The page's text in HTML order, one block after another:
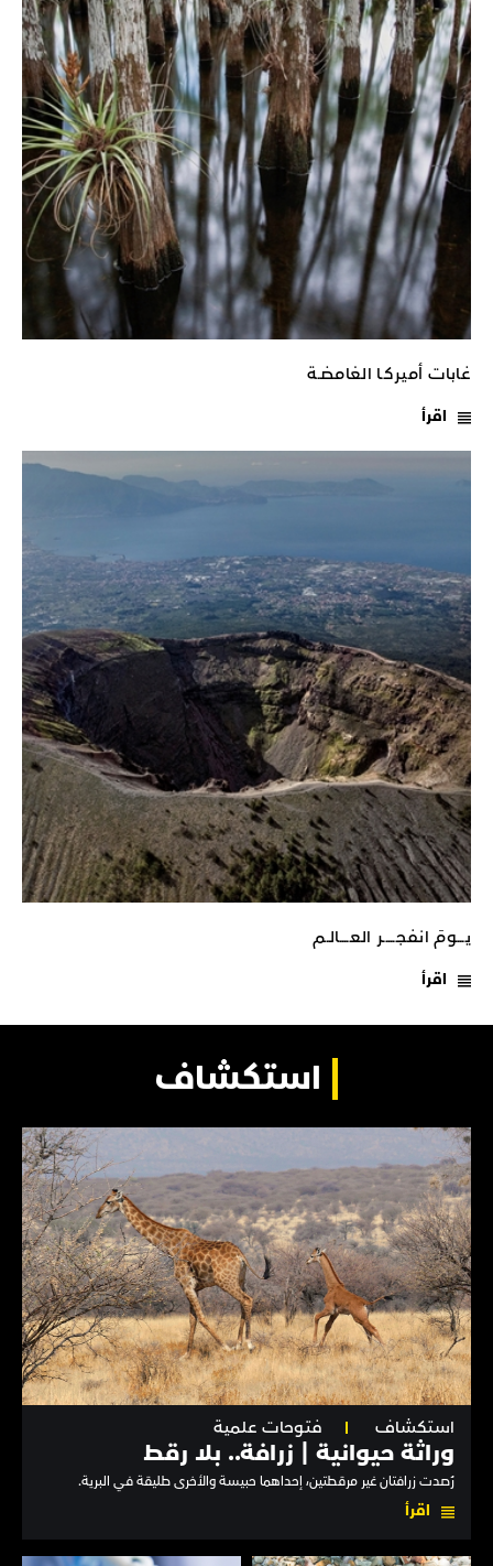
غابات أميركـا الغامضـة
اقرأ
يـــومَ انفجـــــر العــــالـم
اقرأ
استكشاف
استكشاف فتوحات علمية
وراثة حيوانية | زرافة.. بلا رقط
رُصدت زرافتان غير مرقطتين، إحداهما حبيسة والأخرى طليقة في البرية.
اقرأ